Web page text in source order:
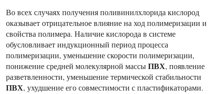
Во всех случаях получения поливинилхлорида кислород
оказывает отрицательное влияние на ход полимеризации и
свойства полимера. Наличие кислорода в системе
обусловливает индукционный период процесса
полимеризации, уменьшение скорости полимеризации,
понижение средней молекулярной массыПВХ, появление
разветвленности, уменьшение термической стабильности
ПВХ, ухудшение его совместимости с пластификаторами.